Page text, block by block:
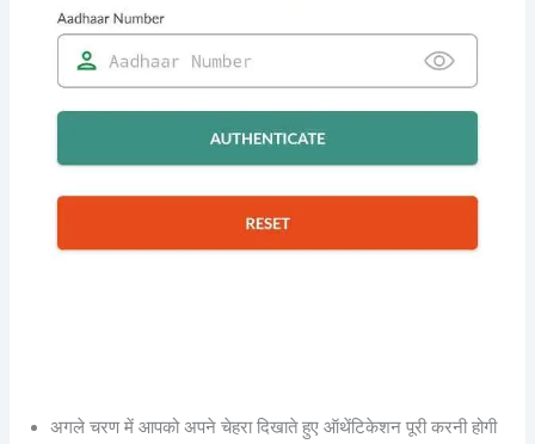
अगले चरण में आपको अपने चेहरा दिखाते हुए ऑथेंटिकेशन पूरी करनी होगी